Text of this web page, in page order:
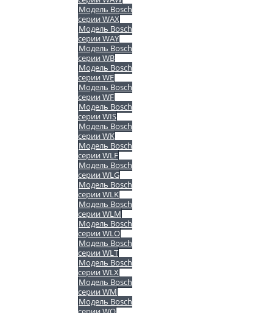
Модель Bosch
серии WAX
Модель Bosch
серии WAY
Модель Bosch
серии WB
Модель Bosch
серии WE
Модель Bosch
серии WF
Модель Bosch
серии WIS
Модель Bosch
серии WK
Модель Bosch
серии WLF
Модель Bosch
серии WLG
Модель Bosch
серии WLK
Модель Bosch
серии WLM
Модель Bosch
серии WLO
Модель Bosch
серии WLT
Модель Bosch
серии WLX
Модель Bosch
серии WM
Модель Bosch